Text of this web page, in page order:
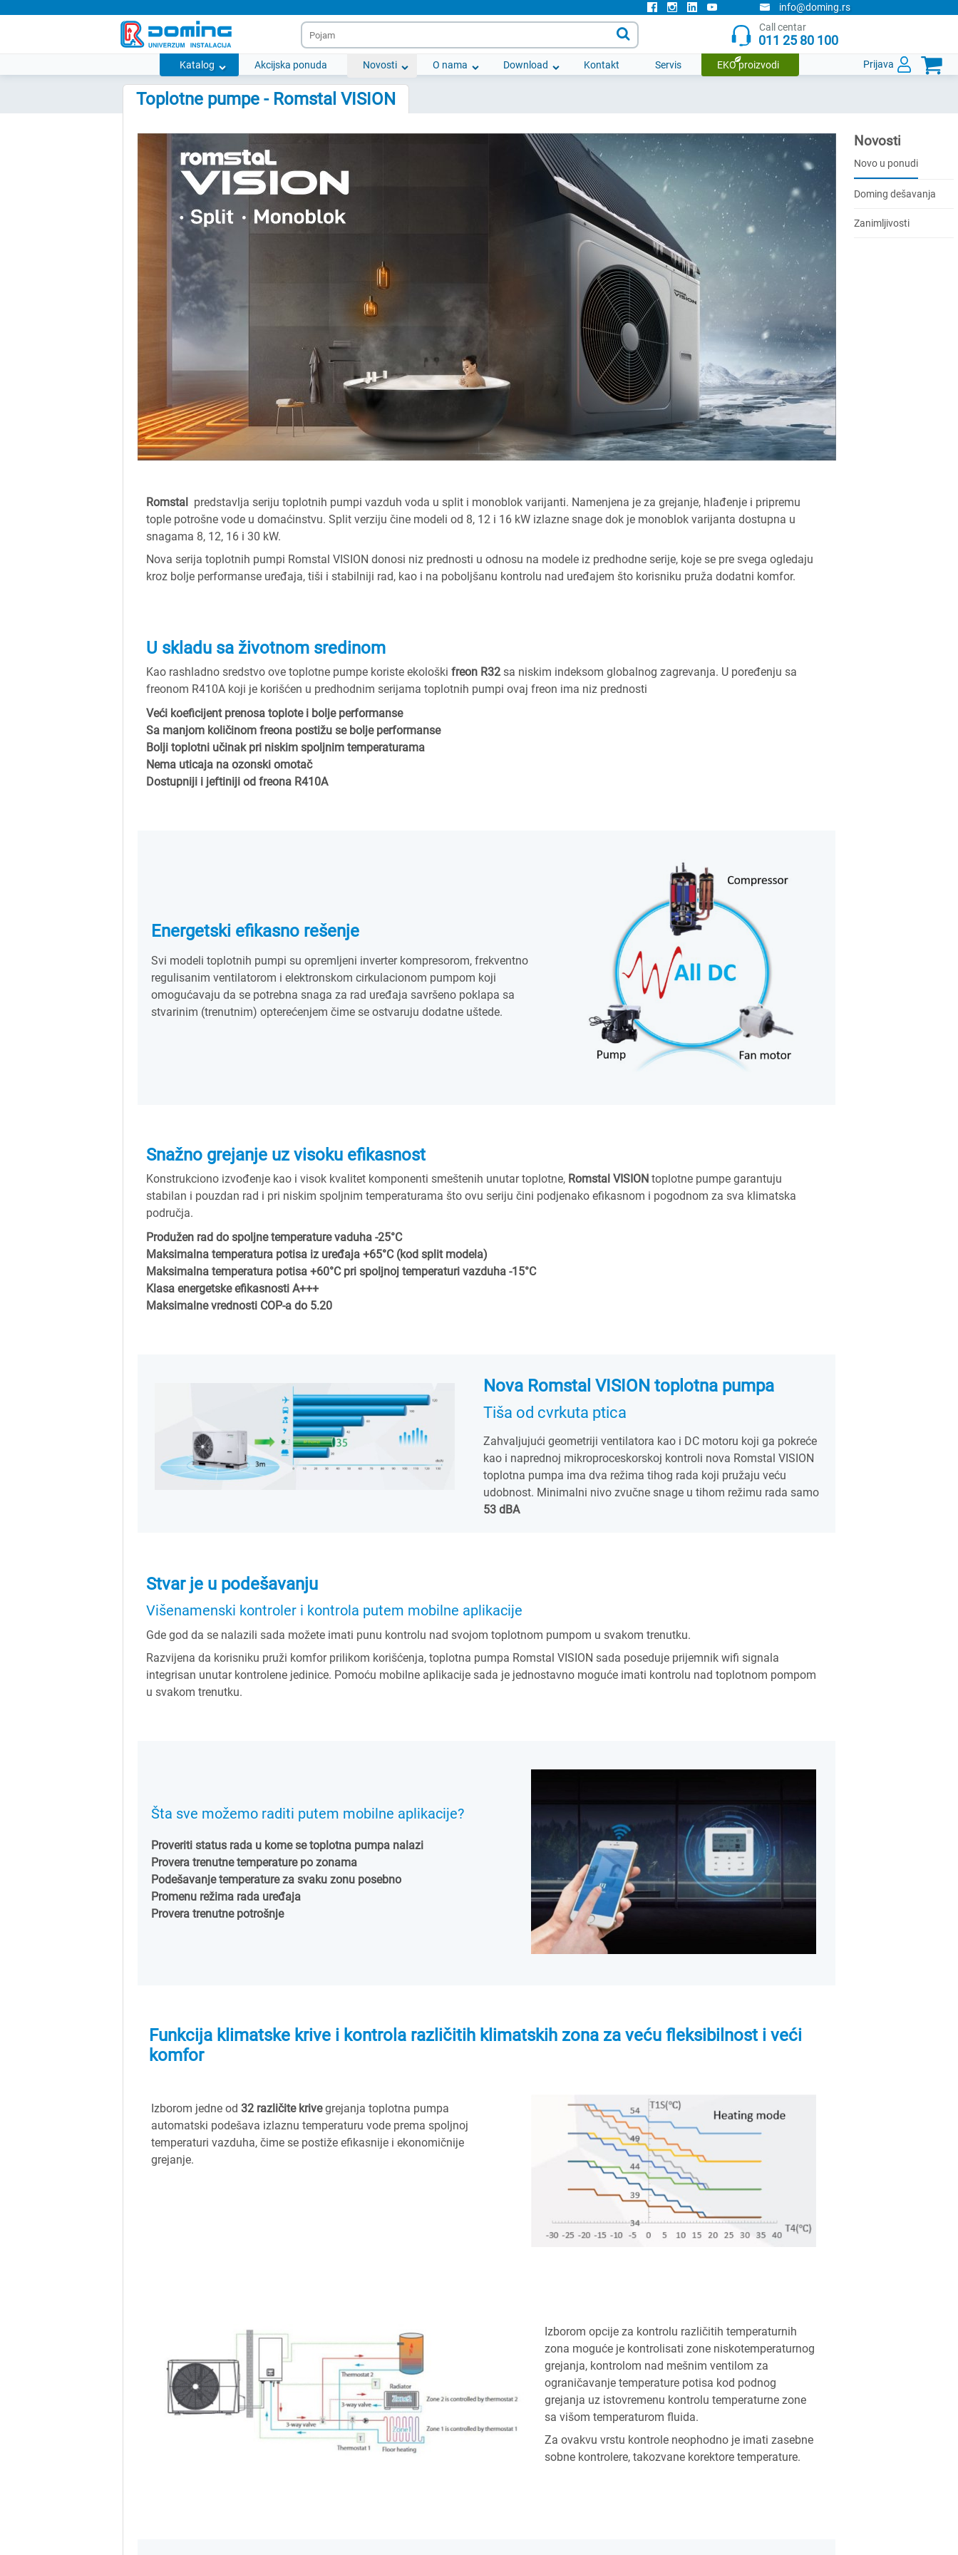
info@doming.rs
Call centar
011 25 80 100
Prijava
Katalog Akcijska ponuda Novosti O nama Download Kontakt Servis EKO proizvodi 

Toplotne pumpe - Romstal VISION
Romstal predstavlja seriju toplotnih pumpi vazduh voda u split i monoblok varijanti. Namenjena je za grejanje, hlađenje i pripremu
tople potrošne vode u domaćinstvu. Split verziju čine modeli od 8, 12 i 16 kW izlazne snage dok je monoblok varijanta dostupna u
snagama 8, 12, 16 i 30 kW.
Nova serija toplotnih pumpi Romstal VISION donosi niz prednosti u odnosu na modele iz predhodne serije, koje se pre svega ogledaju
kroz bolje performanse uređaja, tiši i stabilniji rad, kao i na poboljšanu kontrolu nad uređajem što korisniku pruža dodatni komfor.
U skladu sa životnom sredinom
Kao rashladno sredstvo ove toplotne pumpe koriste ekološki freon R32sa niskim indeksom globalnog zagrevanja. U poređenju sa
freonom R410A koji je korišćen u predhodnim serijama toplotnih pumpi ovaj freon ima niz prednosti
Veći koeficijent prenosa toplote i bolje performanse
Sa manjom količinom freona postižu se bolje performanse
Bolji toplotni učinak pri niskim spoljnim temperaturama
Nema uticaja na ozonski omotač
Dostupniji i jeftiniji od freona R410A
Energetski efikasno rešenje
Svi modeli toplotnih pumpi su opremljeni inverter kompresorom, frekventno
regulisanim ventilatorom i elektronskom cirkulacionom pumpom koji
omogućavaju da se potrebna snaga za rad uređaja savršeno poklapa sa
stvarinim (trenutnim) opterećenjem čime se ostvaruju dodatne uštede.
Snažno grejanje uz visoku efikasnost
Konstrukciono izvođenje kao i visok kvalitet komponenti smeštenih unutar toplotne, Romstal VISIONtoplotne pumpe garantuju
stabilan i pouzdan rad i pri niskim spoljnim temperaturama što ovu seriju čini podjenako efikasnom i pogodnom za sva klimatska
područja.
Produžen rad do spoljne temperature vaduha -25°C
Maksimalna temperatura potisa iz uređaja +65°C (kod split modela)
Maksimalna temperatura potisa +60°C pri spoljnoj temperaturi vazduha -15°C
Klasa energetske efikasnosti A+++
Maksimalne vrednosti COP-a do 5.20
Nova Romstal VISION toplotna pumpa
Tiša od cvrkuta ptica
Zahvaljujući geometriji ventilatora kao i DC motoru koji ga pokreće
kao i naprednoj mikroproceskorskoj kontroli nova Romstal VISION
toplotna pumpa ima dva režima tihog rada koji pružaju veću
udobnost. Minimalni nivo zvučne snage u tihom režimu rada samo
53 dBA
Stvar je u podešavanju
Višenamenski kontroler i kontrola putem mobilne aplikacije
Gde god da se nalazili sada možete imati punu kontrolu nad svojom toplotnom pumpom u svakom trenutku.
Razvijena da korisniku pruži komfor prilikom korišćenja, toplotna pumpa Romstal VISION sada poseduje prijemnik wifi signala
integrisan unutar kontrolene jedinice. Pomoću mobilne aplikacije sada je jednostavno moguće imati kontrolu nad toplotnom pompom
u svakom trenutku.
Šta sve možemo raditi putem mobilne aplikacije?
Proveriti status rada u kome se toplotna pumpa nalazi
Provera trenutne temperature po zonama
Podešavanje temperature za svaku zonu posebno
Promenu režima rada uređaja
Provera trenutne potrošnje
Funkcija klimatske krive i kontrola različitih klimatskih zona za veću fleksibilnost i veći
komfor
Izborom jedne od 32 različite krivegrejanja toplotna pumpa
automatski podešava izlaznu temperaturu vode prema spoljnoj
temperaturi vazduha, čime se postiže efikasnije i ekonomičnije
grejanje.
Izborom opcije za kontrolu različitih temperaturnih
zona moguće je kontrolisati zone niskotemperaturnog
grejanja, kontrolom nad mešnim ventilom za
ograničavanje temperature potisa kod podnog
grejanja uz istovremenu kontrolu temperaturne zone
sa višom temperaturom fluida.
Za ovakvu vrstu kontrole neophodno je imati zasebne
sobne kontrolere, takozvane korektore temperature.
Novosti
Novo u ponudi
Doming dešavanja
Zanimljivosti